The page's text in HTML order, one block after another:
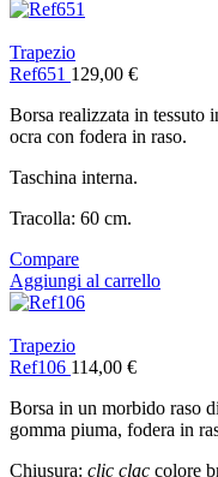
Trapezio
Ref651 129,00 €
Borsa realizzata in tessuto
ocra con fodera in raso.
Taschina interna.
Tracolla: 60 cm.
Compare
Aggiungi al carrello
Trapezio
Ref106 114,00 €
Borsa in un morbido raso
gomma piuma, fodera in
Chiusura: clic clac colore